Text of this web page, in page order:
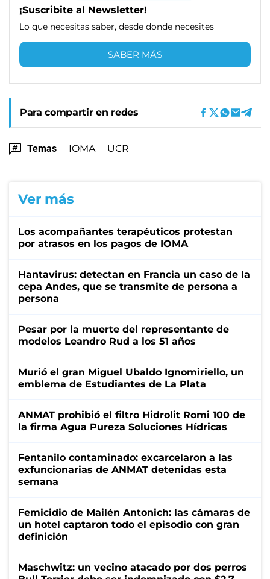
¡Suscribite al Newsletter!
Lo que necesitas saber, desde donde necesites
SABER MÁS
Para compartir en redes
Temas IOMA UCR
Ver más
Los acompañantes terapéuticos protestan
por atrasos en los pagos de IOMA
Hantavirus: detectan en Francia un caso de la
cepa Andes, que se transmite de persona a
persona
Pesar por la muerte del representante de
modelos Leandro Rud a los 51 años
Murió el gran Miguel Ubaldo Ignomiriello, un
emblema de Estudiantes de La Plata
ANMAT prohibió el filtro Hidrolit Romi 100 de
la firma Agua Pureza Soluciones Hídricas
Fentanilo contaminado: excarcelaron a las
exfuncionarias de ANMAT detenidas esta
semana
Femicidio de Mailén Antonich: las cámaras de
un hotel captaron todo el episodio con gran
definición
Maschwitz: un vecino atacado por dos perros